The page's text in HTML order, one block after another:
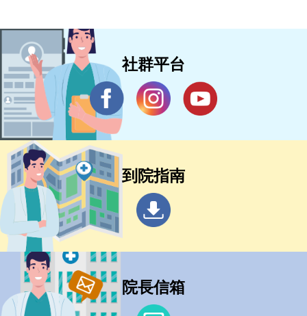
社群平台
到院指南
院長信箱